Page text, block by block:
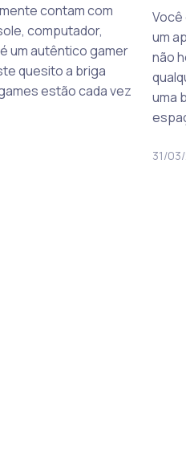
contam com
computador,
um autêntico gamer
quesito a briga
estão cada vez
Você
um
não
uma
31/